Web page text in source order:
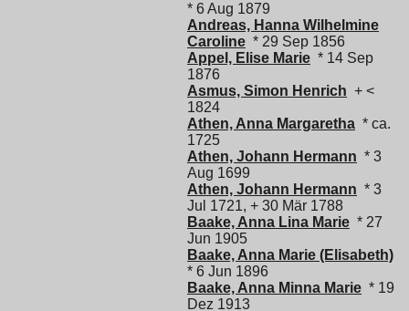
* 6 Aug 1879
Andreas, Hanna Wilhelmine
Caroline * 29 Sep 1856
Appel, Elise Marie * 14 Sep
1876
Asmus, Simon Henrich + <
1824
Athen, Anna Margaretha * ca.
1725
Athen, Johann Hermann * 3
Aug 1699
Athen, Johann Hermann * 3
Jul 1721, + 30 Mär 1788
Baake, Anna Lina Marie * 27
Jun 1905
Baake, Anna Marie (Elisabeth)
* 6 Jun 1896
Baake, Anna Minna Marie * 19
Dez 1913